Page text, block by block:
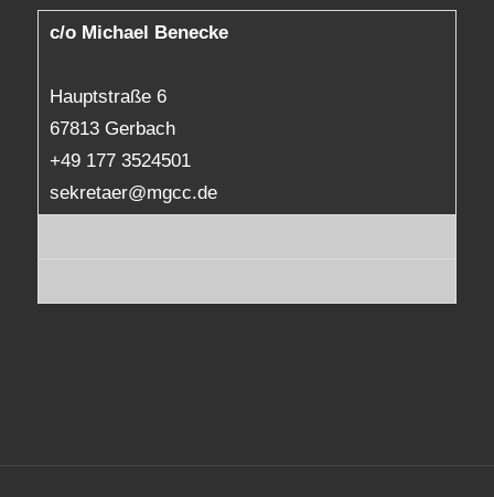
c/o Michael Benecke
Hauptstraße 6
67813 Gerbach
+49 177 3524501
sekretaer@mgcc.de